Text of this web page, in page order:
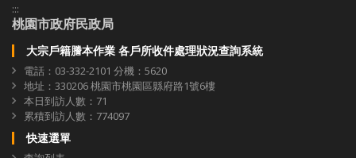
:::
桃園市政府民政局
大宗戶籍謄本作業 各戶所收件處理狀況查詢系統
電話：03-332-2101 分機：5620
地址：330206 桃園市桃園區縣府路1號6樓
本日到訪人數：71
累積到訪人數：774097
快速選單